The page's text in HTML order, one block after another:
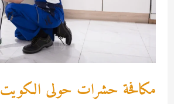
مكافحة حشرات حولى الكويت